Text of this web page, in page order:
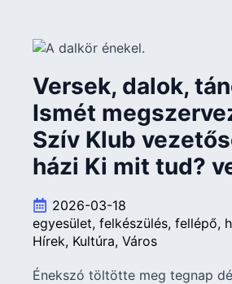
Versek, dalok,
Ismét
Szív Klub
házi Ki mit tud?
2026-03-18
egyesület felkészülés fellépő
Hírek Kultúra Város
Énekszó töltötte meg tegnap